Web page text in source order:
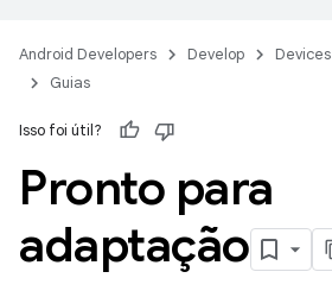
Android Developers Develop Devices
Guias
Isso foi útil?
Pronto para
adaptação